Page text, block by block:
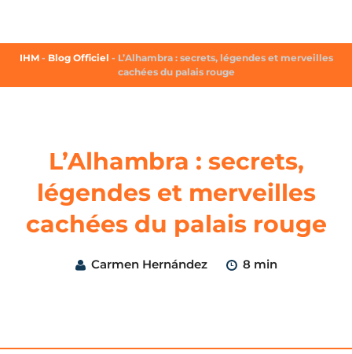
IHM - Blog Officiel - L’Alhambra : secrets, légendes et merveilles
cachées du palais rouge
L’Alhambra : secrets,
légendes et merveilles
cachées du palais rouge
Carmen Hernández 8 min